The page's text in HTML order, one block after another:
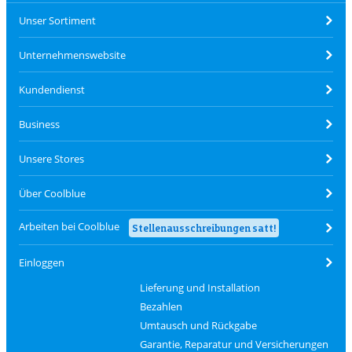
Unser Sortiment
Unternehmenswebsite
Kundendienst
Business
Unsere Stores
Über Coolblue
Arbeiten bei Coolblue Stellenausschreibungen satt!
Einloggen
Lieferung und Installation
Bezahlen
Umtausch und Rückgabe
Garantie, Reparatur und Versicherungen